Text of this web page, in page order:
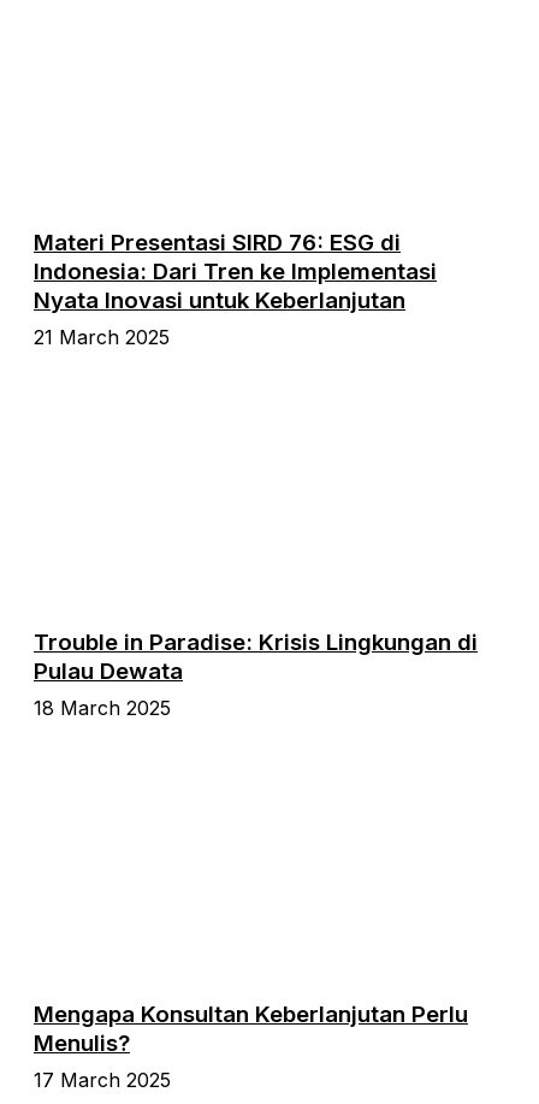
Materi Presentasi SIRD 76: ESG di
Indonesia: Dari Tren ke Implementasi
Nyata Inovasi untuk Keberlanjutan
21 March 2025
Trouble in Paradise: Krisis Lingkungan di
Pulau Dewata
18 March 2025
Mengapa Konsultan Keberlanjutan Perlu
Menulis?
17 March 2025